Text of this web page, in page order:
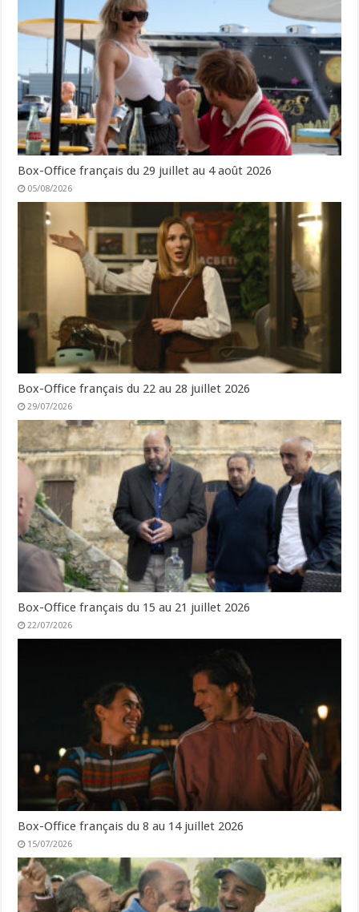
Box-Office français du 29 juillet au 4 août 2026
05/08/2026
Box-Office français du 22 au 28 juillet 2026
29/07/2026
Box-Office français du 15 au 21 juillet 2026
22/07/2026
Box-Office français du 8 au 14 juillet 2026
15/07/2026